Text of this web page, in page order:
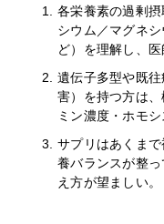
各栄養素の過剰
シウム／マグネ
ど）を理解し、
遺伝子多型や既
害）を持つ方は
ミン濃度・ホモ
サプリはあくま
養バランスが整
え方が望ましい。